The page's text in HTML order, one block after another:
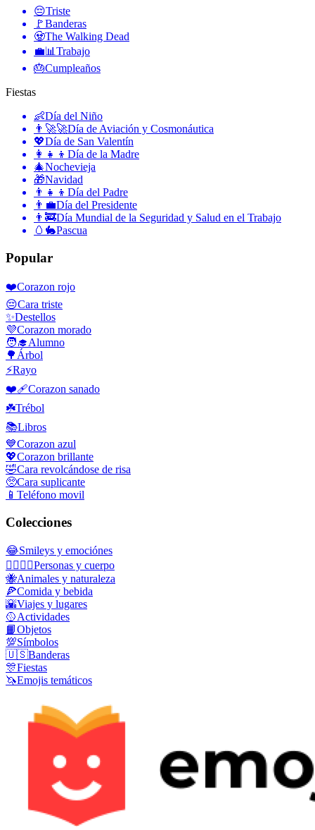
😔Triste
🚩Banderas
🧟The Walking Dead
💼📊 Trabajo
🎂Cumpleaños
Fiestas
👶Día del Niño
👨‍🚀🚀Día de Aviación y Cosmonáutica
💖Día de San Valentín
👩‍👧‍👦 Día de la Madre
🎄Nochevieja
🎁Navidad
👨‍👧‍👦 Día del Padre
👨‍💼Día del Presidente
👨‍🚒Día Mundial de la Seguridad y Salud en el Trabajo
🥚🐇Pascua
Popular
❤️Corazon rojo
😔Cara triste
✨Destellos
💜Corazon morado
🧑‍🎓Alumno
🌳 Árbol
⚡Rayo
❤️‍🩹Corazon sanado
☘️Trébol
📚Libros
💙Corazon azul
💖Corazon brillante
🤣Cara revolcándose de risa
🥺Cara suplicante
📱 Teléfono movil
Colecciones
😂Smileys y emociónes
👩‍❤️‍💋‍👨Personas y cuerpo
🐝Animales y naturaleza
🍕Comida y bebida
🌇Viajes y lugares
🥎Actividades
📙Objetos
💯Símbolos
🇺🇸Banderas
🎊Fiestas
🦄Emojis temáticos